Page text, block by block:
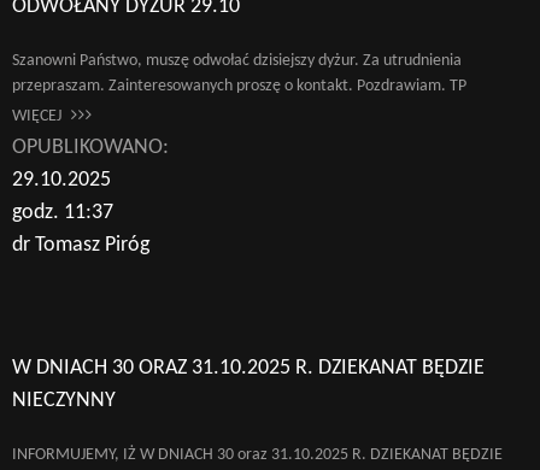
ODWOŁANY DYŻUR 29.10
Szanowni Państwo, muszę odwołać dzisiejszy dyżur. Za utrudnienia
przepraszam. Zainteresowanych proszę o kontakt. Pozdrawiam. TP
WIĘCEJ
OPUBLIKOWANO:
29.10.2025
godz. 11:37
dr Tomasz Piróg
W DNIACH 30 ORAZ 31.10.2025 R. DZIEKANAT BĘDZIE
NIECZYNNY
INFORMUJEMY, IŻ W DNIACH 30 oraz 31.10.2025 R. DZIEKANAT BĘDZIE